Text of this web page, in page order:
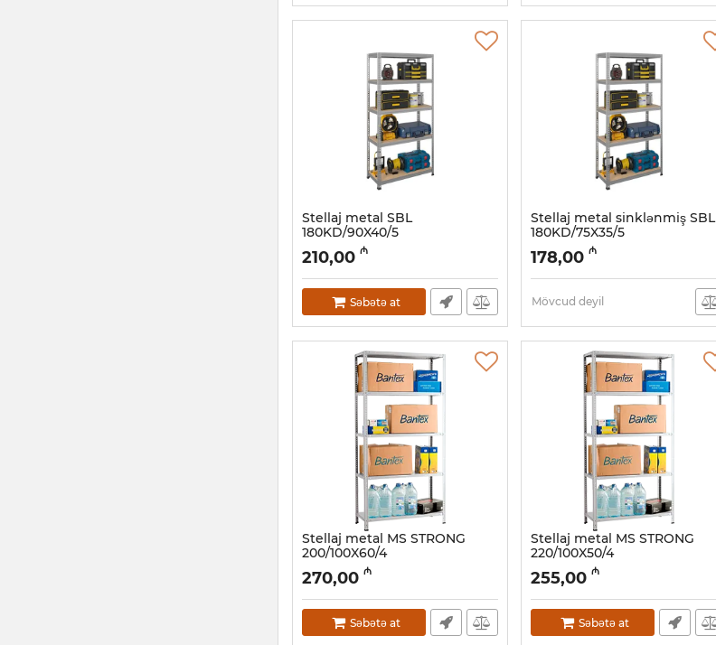
Stellaj metal SBL
180KD/90X40/5
Artikul: 032001117
210,00 ₼
Səbətə at
Stellaj metal sinklənmiş SBL
180KD/75X35/5
Artikul: 032001116
178,00 ₼
Mövcud deyil
Stellaj metal MS STRONG
200/100X60/4
Artikul: 032001113
270,00 ₼
Səbətə at
Stellaj metal MS STRONG
220/100X50/4
Artikul: 032001112
255,00 ₼
Səbətə at